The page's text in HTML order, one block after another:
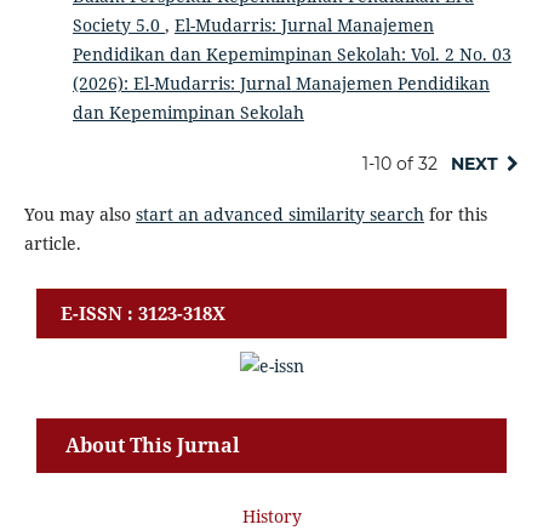
Society 5.0 , El-Mudarris: Jurnal Manajemen
Pendidikan dan Kepemimpinan Sekolah: Vol. 2 No. 03
(2026): El-Mudarris: Jurnal Manajemen Pendidikan
dan Kepemimpinan Sekolah
1-10 of 32 NEXT
You may also start an advanced similarity searchfor this
article.
E-ISSN : 3123-318X
About This Jurnal
History